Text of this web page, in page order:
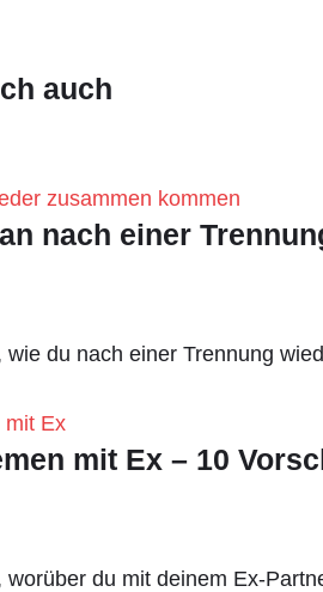
auch
nach einer
wie du nach einer Trennung
mit Ex – 10
worüber du mit deinem Ex-